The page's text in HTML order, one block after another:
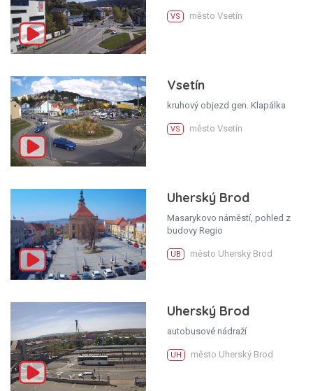
VS město Vsetín
Vsetín
kruhový objezd gen. Klapálka
VS město Vsetín
Uherský Brod
Masarykovo náměstí, pohled z
budovy Regio
UB město Uherský Brod
Uherský Brod
autobusové nádraží
UH město Uherský Brod